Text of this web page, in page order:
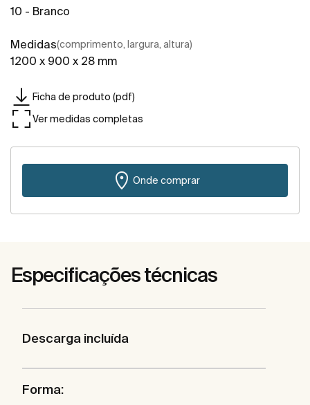
10 - Branco
Medidas(comprimento, largura, altura)
1200 x 900 x 28 mm
Ficha de produto (pdf)
Ver medidas completas
Onde comprar
Especificações técnicas
Descarga incluída
Forma: